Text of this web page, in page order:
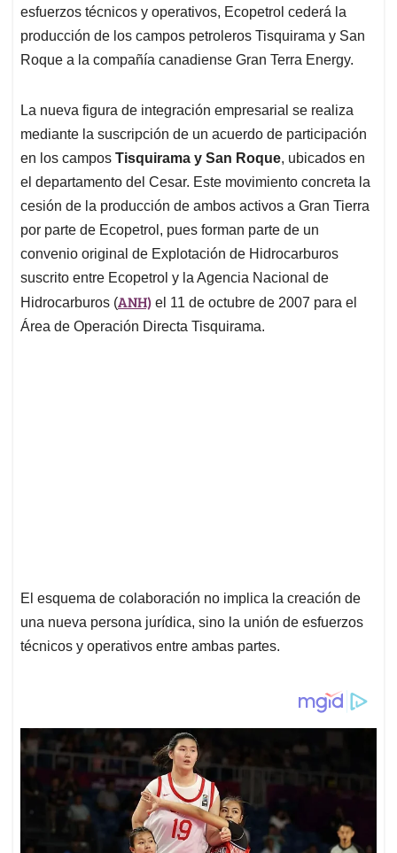
A
p
p
o
o
k
d
I
n
d
s
esfuerzos técnicos y operativos, Ecopetrol cederá la
producción de los campos petroleros Tisquirama y San
Roque a la compañía canadiense Gran Terra Energy.
La nueva figura de integración empresarial se realiza
mediante la suscripción de un acuerdo de participación
en los campos Tisquirama y San Roque, ubicados en
el departamento del Cesar. Este movimiento concreta la
cesión de la producción de ambos activos a Gran Tierra
por parte de Ecopetrol, pues forman parte de un
convenio original de Explotación de Hidrocarburos
suscrito entre Ecopetrol y la Agencia Nacional de
Hidrocarburos (ANH) el 11 de octubre de 2007 para el
Área de Operación Directa Tisquirama.
El esquema de colaboración no implica la creación de
una nueva persona jurídica, sino la unión de esfuerzos
técnicos y operativos entre ambas partes.